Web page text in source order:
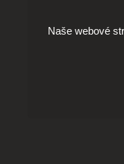
Naše webové